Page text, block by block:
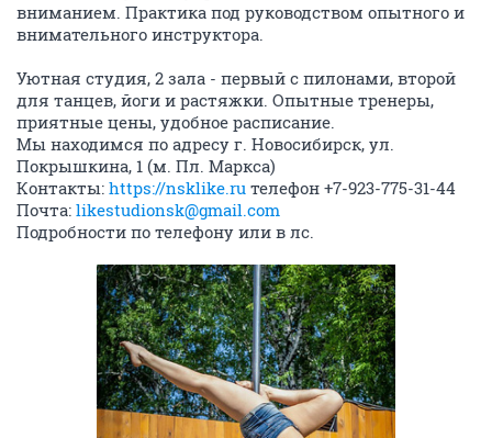
вниманием. Практика под руководством опытного и
внимательного инструктора.
Уютная студия, 2 зала - первый с пилонами, второй
для танцев, йоги и растяжки. Опытные тренеры,
приятные цены, удобное расписание.
Мы находимся по адресу г. Новосибирск, ул.
Покрышкина, 1 (м. Пл. Маркса)
Контакты: https://nsklike.ru телефон +7-923-775-31-44
Почта: likestudionsk@gmail.com
Подробности по телефону или в лс.